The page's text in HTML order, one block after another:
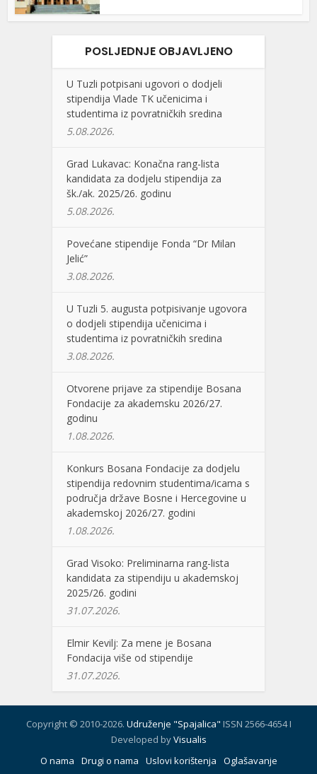
POSLJEDNJE OBJAVLJENO
U Tuzli potpisani ugovori o dodjeli
stipendija Vlade TK učenicima i
studentima iz povratničkih sredina
5.08.2026.
Grad Lukavac: Konačna rang-lista
kandidata za dodjelu stipendija za
šk./ak. 2025/26. godinu
5.08.2026.
Povećane stipendije Fonda “Dr Milan
Jelić”
3.08.2026.
U Tuzli 5. augusta potpisivanje ugovora
o dodjeli stipendija učenicima i
studentima iz povratničkih sredina
3.08.2026.
Otvorene prijave za stipendije Bosana
Fondacije za akademsku 2026/27.
godinu
1.08.2026.
Konkurs Bosana Fondacije za dodjelu
stipendija redovnim studentima/icama s
područja države Bosne i Hercegovine u
akademskoj 2026/27. godini
1.08.2026.
Grad Visoko: Preliminarna rang-lista
kandidata za stipendiju u akademskoj
2025/26. godini
31.07.2026.
Elmir Kevilj: Za mene je Bosana
Fondacija više od stipendije
31.07.2026.
Copyright © 2010-2026. Udruženje "Spajalica" ISSN 2566-4654 I
Developed byVisualis
O nama
Drugi o nama Uslovi korištenja Oglašavanje